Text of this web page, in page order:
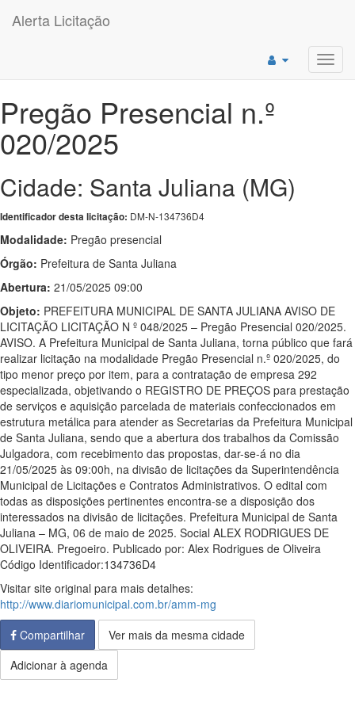
Alerta Licitação
Pregão Presencial n.º
020/2025
Cidade: Santa Juliana (MG)
Identificador desta licitação: DM-N-134736D4
Modalidade: Pregão presencial
Órgão: Prefeitura de Santa Juliana
Abertura: 21/05/2025 09:00
Objeto: PREFEITURA MUNICIPAL DE SANTA JULIANA AVISO DE
LICITAÇÃO LICITAÇÃO N º 048/2025 – Pregão Presencial 020/2025.
AVISO. A Prefeitura Municipal de Santa Juliana, torna público que fará
realizar licitação na modalidade Pregão Presencial n.º 020/2025, do
tipo menor preço por item, para a contratação de empresa 292
especializada, objetivando o REGISTRO DE PREÇOS para prestação
de serviços e aquisição parcelada de materiais confeccionados em
estrutura metálica para atender as Secretarias da Prefeitura Municipal
de Santa Juliana, sendo que a abertura dos trabalhos da Comissão
Julgadora, com recebimento das propostas, dar-se-á no dia
21/05/2025 às 09:00h, na divisão de licitações da Superintendência
Municipal de Licitações e Contratos Administrativos. O edital com
todas as disposições pertinentes encontra-se a disposição dos
interessados na divisão de licitações. Prefeitura Municipal de Santa
Juliana – MG, 06 de maio de 2025. Social ALEX RODRIGUES DE
OLIVEIRA. Pregoeiro. Publicado por: Alex Rodrigues de Oliveira
Código Identificador:134736D4
Visitar site original para mais detalhes:
http://www.diariomunicipal.com.br/amm-mg
Compartilhar
Ver mais da mesma cidade
Adicionar à agenda